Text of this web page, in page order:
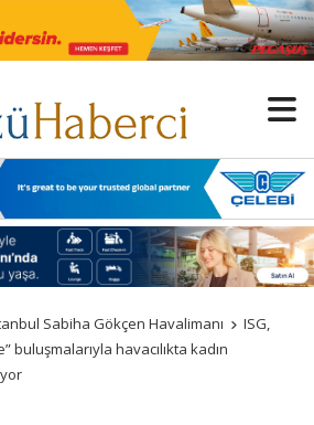
Sabiha Gökçen Havalimanı
ISG,
buluşmalarıyla havacılıkta kadın